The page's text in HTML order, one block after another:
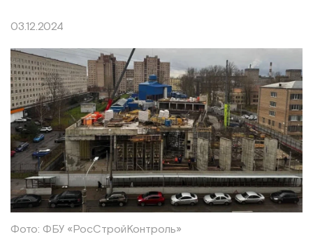
03.12.2024
Фото: ФБУ «РосСтройКонтроль»